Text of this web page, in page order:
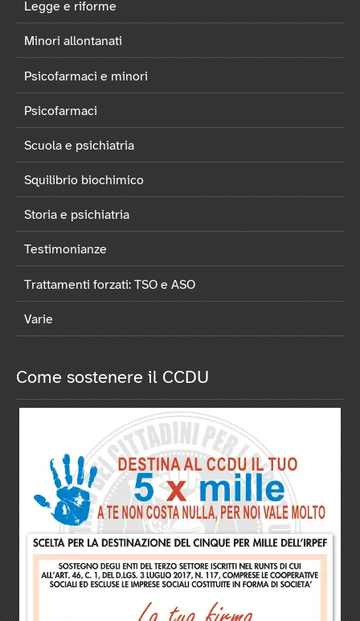
Legge e riforme
Minori allontanati
Psicofarmaci e minori
Psicofarmaci
Scuola e psichiatria
Squilibrio biochimico
Storia e psichiatria
Testimonianze
Trattamenti forzati: TSO e ASO
Varie
Come sostenere il CCDU